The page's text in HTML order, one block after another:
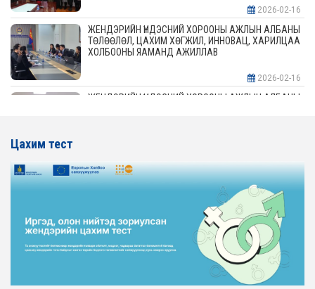
2026-02-16
ЖЕНДЭРИЙН ҮНДЭСНИЙ ХОРООНЫ АЖЛЫН АЛБАНЫ
ТӨЛӨӨЛӨЛ, ЦАХИМ ХӨГЖИЛ, ИННОВАЦ, ХАРИЛЦАА
ХОЛБООНЫ ЯАМАНД АЖИЛЛАВ
2026-02-16
ЖЕНДЭРИЙН ҮНДЭСНИЙ ХОРООНЫ АЖЛЫН АЛБАНЫ
ЖЕНДЭРИЙН ҮНДЭСНИЙ ХОРООНЫ АЖЛЫН АЛБАНЫ
ТӨЛӨӨЛӨЛ ХОТ БАЙГУУЛАЛТ, БАРИЛГА, ОРОН
СУУЦЖУУЛАЛТЫН ЯАМАНД АЖИЛЛАВ
2026-02-16
ЖЕНДЭРИЙН ЭРХ ТЭГШ БАЙДЛЫГ ХАНГАХ ҮЙЛ
АЖИЛЛАГААГ ЭРЧИМЖҮҮЛЭХ САРЫН ХУВААРЬТАЙ
2026-02-16
Цахим тест